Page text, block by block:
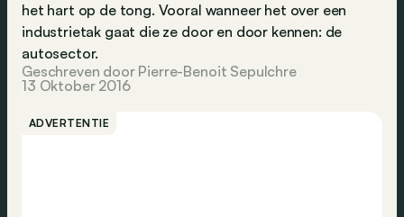
het hart op de tong. Vooral wanneer het over een
industrietak gaat die ze door en door kennen: de
autosector.
Geschreven door Pierre-Benoit Sepulchre
13 Oktober 2016
ADVERTENTIE